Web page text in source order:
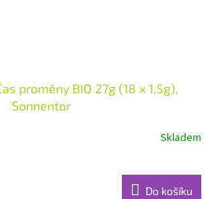
proměny BIO 27g (18 x 1,5g),
Sonnentor
Skladem
Do košíku